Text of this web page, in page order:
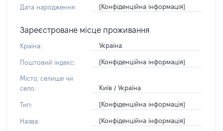
Дата народження: [Конфіденційна інформація]
Зареєстроване місце проживання
Країна: Україна
Поштовий індекс: [Конфіденційна інформація]
Місто, селище чи
село:
Київ / Україна
Тип: [Конфіденційна інформація]
Назва: [Конфіденційна інформація]